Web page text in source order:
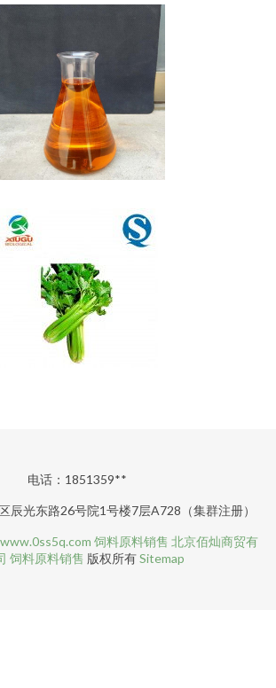
电话：1851359**
辰光东路26号院1号楼7层A728（集群注册）
www.0ss5q.com 饲料原料销售 北京佰灿商贸有
饲料原料销售 版权所有Sitemap